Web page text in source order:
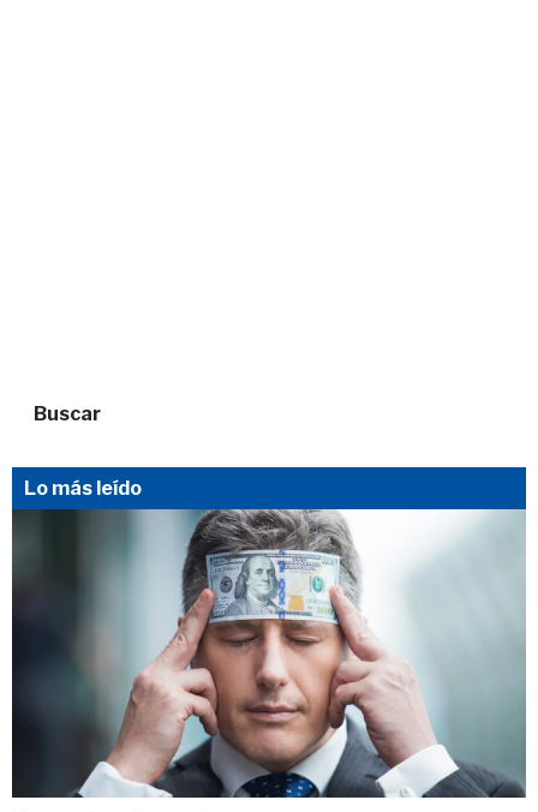
Buscar
Lo más leído